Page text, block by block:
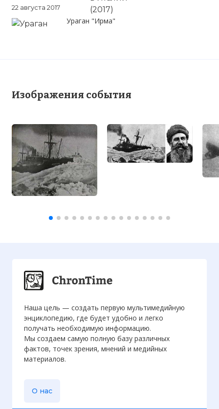
22 августа 2017
Ураган "Ирма"
Изображения события
Наша цель — создать первую мультимедийную
энциклопедию, где будет удобно и легко
получать необходимую информацию.
Мы создаем самую полную базу различных
фактов, точек зрения, мнений и медийных
материалов.
О нас